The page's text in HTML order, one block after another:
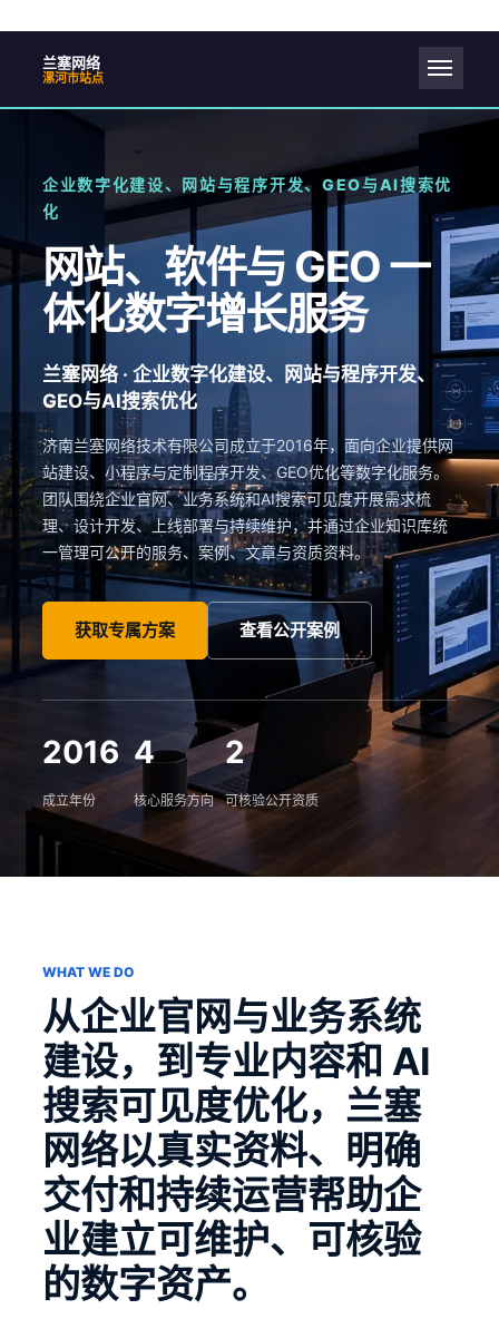
兰塞网络
漯河市站点
企业数字化建设、网站与程序开发、GEO与AI搜索优
化
网站、软件与 GEO 一
体化数字增长服务
兰塞网络 · 企业数字化建设、网站与程序开发、
GEO与AI搜索优化
济南兰塞网络技术有限公司成立于2016年，面向企业提供网
站建设、小程序与定制程序开发、GEO优化等数字化服务。
团队围绕企业官网、业务系统和AI搜索可见度开展需求梳
理、设计开发、上线部署与持续维护，并通过企业知识库统
一管理可公开的服务、案例、文章与资质资料。
获取专属方案 查看公开案例
2016
成立年份
4
核心服务方向
2
可核验公开资质
WHAT WE DO
从企业官网与业务系统
建设，到专业内容和 AI
搜索可见度优化，兰塞
网络以真实资料、明确
交付和持续运营帮助企
业建立可维护、可核验
的数字资产。